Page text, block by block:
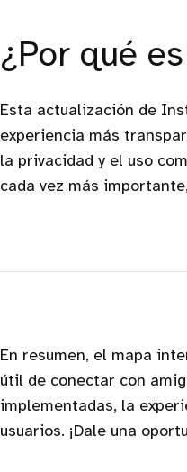
¿Por qué
Esta actualización de
experiencia más
la privacidad y el uso
cada vez más
En resumen, el mapa
útil de conectar con
implementadas, la
usuarios. ¡Dale una